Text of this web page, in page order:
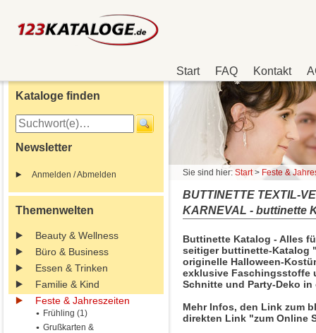
Start FAQ Kontakt
Kataloge finden
Newsletter
Anmelden / Abmelden
Themenwelten
Beauty & Wellness
Büro & Business
Essen & Trinken
Familie & Kind
Feste & Jahreszeiten
Frühling (1)
Grußkarten &
Sie sind hier: Start> Feste &
BUTTINETTE TEXTIL-
KARNEVAL - buttinette
Buttinette Katalog - Alles
seitiger buttinette-Katalog
originelle Halloween-
exklusive Faschingsstoffe
Schnitte und Party-Deko
Mehr Infos, den Link zum
direkten Link "zum Online